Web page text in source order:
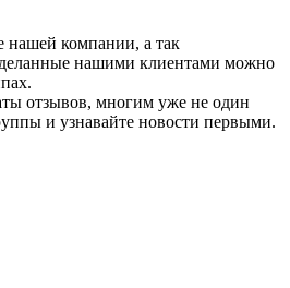
нашей компании, а так
нашими клиентами можно
отзывов, многим уже не один
и узнавайте новости первыми.